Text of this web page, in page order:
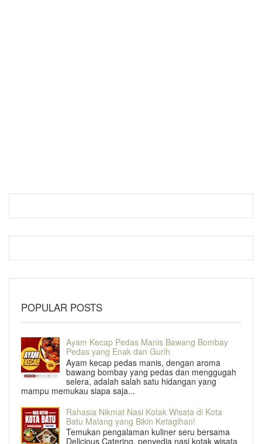
POPULAR POSTS
Ayam Kecap Pedas Manis Bawang Bombay
Pedas yang Enak dan Gurih
Ayam kecap pedas manis, dengan aroma
bawang bombay yang pedas dan menggugah
selera, adalah salah satu hidangan yang
mampu memukau siapa saja...
Rahasia Nikmat Nasi Kotak Wisata di Kota
Batu Malang yang Bikin Ketagihan!
Temukan pengalaman kuliner seru bersama
Delicious Catering, penyedia nasi kotak wisata